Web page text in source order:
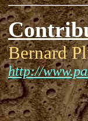
Bernard
http://